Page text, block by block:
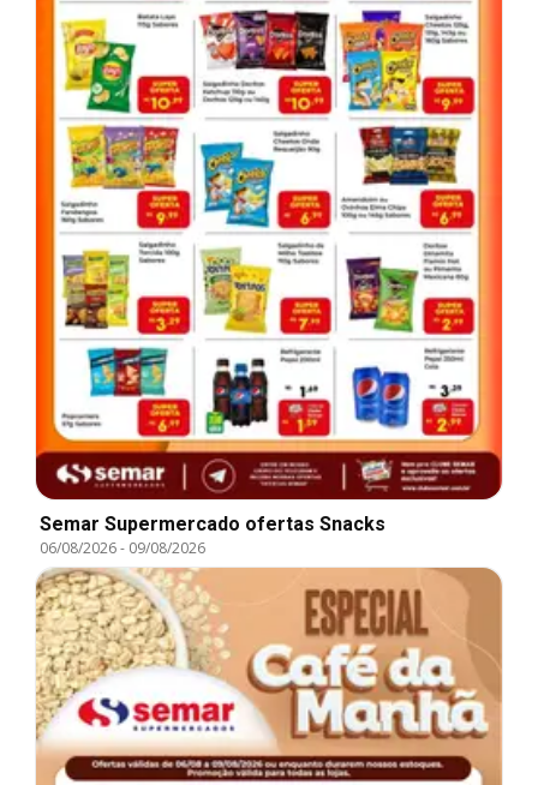
Semar Supermercado ofertas Snacks
06/08/2026- 09/08/2026